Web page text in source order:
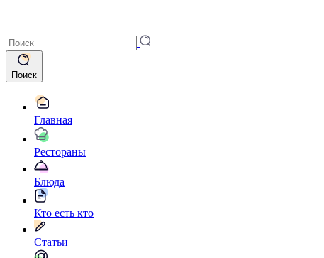
Поиск
Главная
Рестораны
Блюда
Кто есть кто
Статьи